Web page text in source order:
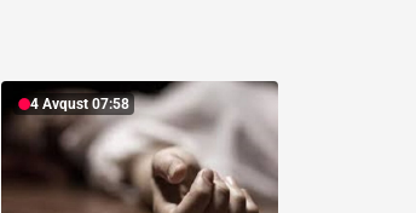
4 Avqust 07:58